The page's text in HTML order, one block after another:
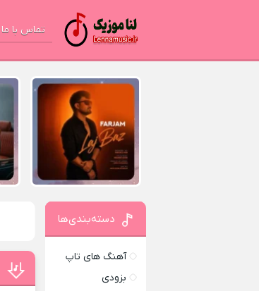
تماس با ما
دسته‌بندی‌ها
آهنگ های تاپ
بزودی